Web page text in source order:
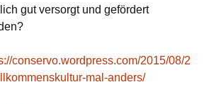
gut versorgt und gefördert
conservo.wordpress.com/2015/08/2
mal-anders/